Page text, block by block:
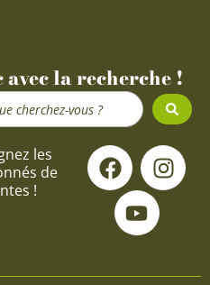
la recherche !
les
de
!
F
a
c
e
o
I
n
s
g
Y
o
u
t
u
b